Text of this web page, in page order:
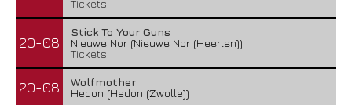
Tickets
20-08
Stick To Your Guns
Nieuwe Nor (Nieuwe Nor (Heerlen))
Tickets
20-08
Wolfmother
Hedon (Hedon (Zwolle))